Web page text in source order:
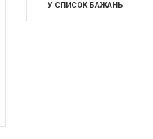
У СПИСОК БАЖАНЬ